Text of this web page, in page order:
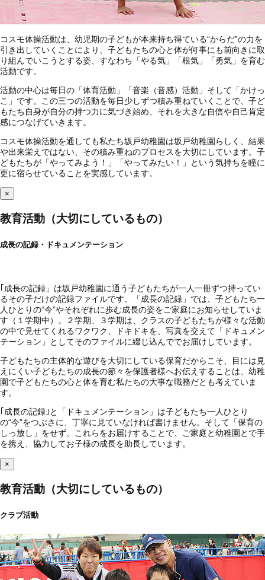
コスモ体操活動は、幼児期の子どもが本来持ち得ている“からだ”の力を
引き出していくことにより、子どもたちの心と体が何事にも前向きに取
り組んでいこうとする姿、すなわち「やる気」「根気」「勇気」を育む
活動です。
活動の中心は毎日の「体育活動」「音楽（音感）活動」そして「かけっ
こ」です。この三つの活動を毎日少しずつ積み重ねていくことで、子ど
もたち自身が自分の持つ力に気づき始め、それを大きな自信や自己肯定
感につなげていきます。
コスモ体操活動を通しても私たち坂戸幼稚園は坂戸幼稚園らしく、結果
や出来栄えではない、その積み重ねのプロセスを大切にしています。子
どもたちが「やってみよう！」「やってみたい！」という気持ちを瞳に
更に宿らせていることを実感しています。
×
教育活動（大切にしているもの）
成長の記録・ドキュメンテーション
｢成長の記録」は坂戸幼稚園に通う子どもたちが一人一冊ずつ持ってい
るその子だけの記録ファイルです。「成長の記録」では、子どもたち一
人ひとりの“今”やそれぞれに歩む成長の姿をご家庭にお知らせしていま
す（１学期中）。２学期、３学期は、クラスの子どもたちが様々な活動
の中で見せてくれるワクワク、ドキドキを、写真を交えて「ドキュメン
テーション」としてそのファイルに綴じ込んででお届けしています。
子どもたちの主体的な遊びを大切にしている保育だからこそ、目には見
えにくい子どもたちの成長の節々を保護者様へお伝えすることは、幼稚
園で子どもたちの心と体を育む私たちの大事な職務だとも考えていま
す。
｢成長の記録｣と「ドキュメンテーション」は子どもたち一人ひとり
の“今”をつぶさに、丁寧に見ていなければ書けません。そして「保育の
しっ放し」をせず、これらをお届けすることで、ご家庭と幼稚園とで手
を携え、協力してお子様の成長を助長しています。
×
教育活動（大切にしているもの）
クラブ活動